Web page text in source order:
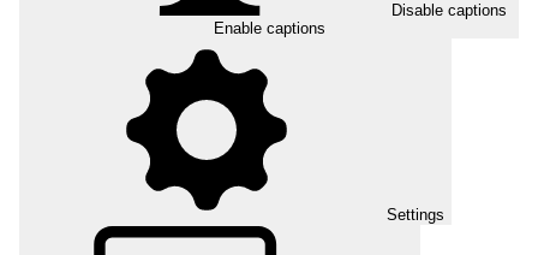
Disable captions
Enable captions
Settings